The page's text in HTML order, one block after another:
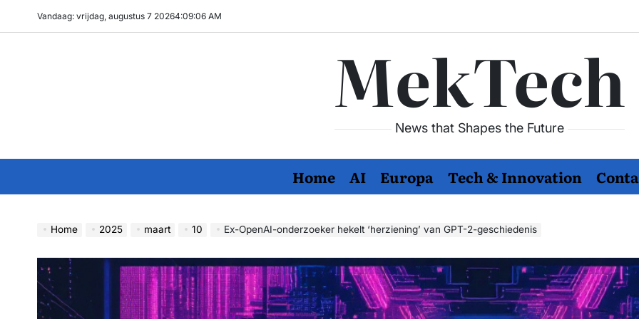
Vandaag: vrijdag, augustus 7 20264:09:07 AM
MekTech
News that Shapes the Future
Home AI Europa Tech & Innovation
Home 2025 maart 10 Ex-OpenAI-onderzoeker hekelt ‘herziening’ van GPT-2-geschiedenis